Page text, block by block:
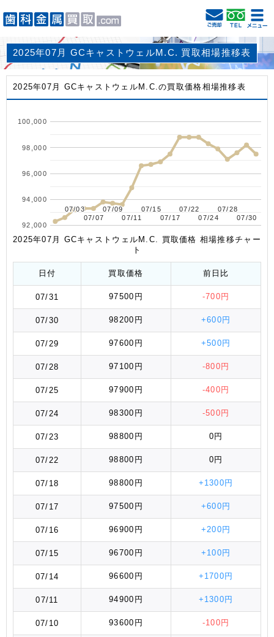
2025年07月 GCキャストウェルM.C. 買取相場推移表
2025年07月 GCキャストウェルM.C.の買取価格相場推移表
07/03
07/03
07/07
07/07
07/09
07/09
07/11
07/11
07/15
07/15
07/17
07/17
07/22
07/22
07/24
07/24
07/28
07/28
07/30
07/30
92,000
94,000
96,000
98,000
100,000
2025年07月 GCキャストウェルM.C. 買取価格 相場推移チャー
ト
日付 買取価格 前日比
07/31 97500円 -700円
07/30 98200円 +600円
07/29 97600円 +500円
07/28 97100円 -800円
07/25 97900円 -400円
07/24 98300円 -500円
07/23 98800円 0円
07/22 98800円 0円
07/18 98800円 +1300円
07/17 97500円 +600円
07/16 96900円 +200円
07/15 96700円 +100円
07/14 96600円 +1700円
07/11 94900円 +1300円
07/10 93600円 -100円